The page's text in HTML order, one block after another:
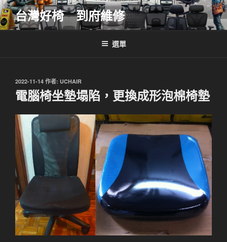
跳
至
主
台灣好椅 到府維修
選單
發
佈
於
2022-11-14 作者: UCHAIR
電腦椅坐墊塌陷，更換成形泡棉椅墊